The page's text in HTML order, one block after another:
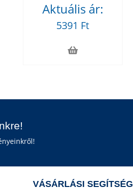
Aktuális ár:
5391 Ft
VÁSÁRLÁSI SEGÍTSÉG